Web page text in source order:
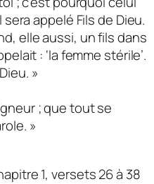
appelé Fils de Dieu.
elle aussi, un fils dans
: ‘la femme stérile’.
»
; que tout se
»
1, versets 26 à 38